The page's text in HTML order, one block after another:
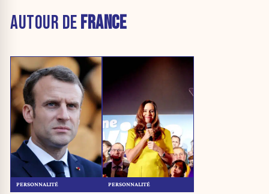
AUTOUR DEFRANCE
PERSONNALITÉ PERSONNALITÉ